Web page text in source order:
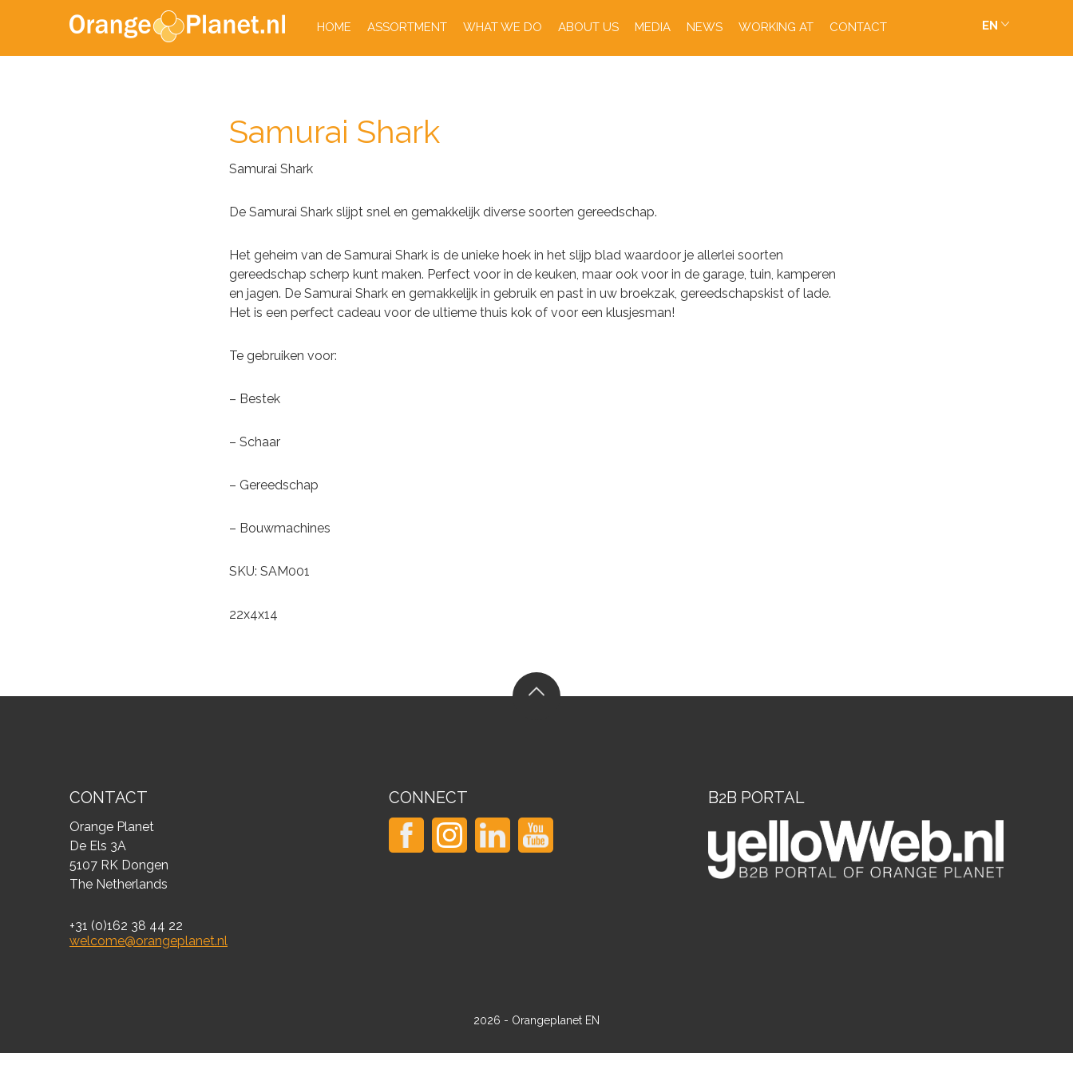
HOME ASSORTMENT WHAT WE DO ABOUT US MEDIA NEWS WORKING AT CONTACT EN
Samurai Shark
Samurai Shark
De Samurai Shark slijpt snel en gemakkelijk diverse soorten gereedschap.
Het geheim van de Samurai Shark is de unieke hoek in het slijp blad waardoor je allerlei soorten
gereedschap scherp kunt maken. Perfect voor in de keuken, maar ook voor in de garage, tuin, kamperen
en jagen. De Samurai Shark en gemakkelijk in gebruik en past in uw broekzak, gereedschapskist of lade.
Het is een perfect cadeau voor de ultieme thuis kok of voor een klusjesman!
Te gebruiken voor:
– Bestek
– Schaar
– Gereedschap
– Bouwmachines
SKU: SAM001
22x4x14
CONTACT
Orange Planet
De Els 3A
5107 RK Dongen
The Netherlands
+31 (0)162 38 44 22
welcome@orangeplanet.nl
CONNECT B2B PORTAL
2026 - Orangeplanet EN